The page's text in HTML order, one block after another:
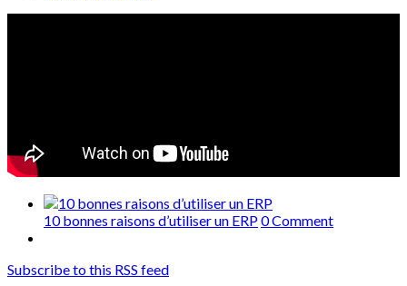
10 bonnes raisons d’utiliser un ERP0 Comment
Subscribe to this RSS feed